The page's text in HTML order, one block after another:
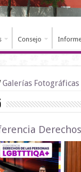
Consejo
Galerías Fotográficas